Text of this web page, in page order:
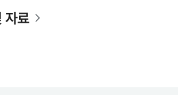
자료